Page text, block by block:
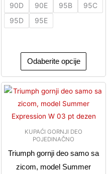
90D
90E 95B
95C
95D
95E
Odaberite opcije
KUPAĆI GORNJI DEO
POJEDINAČNO
Triumph gornji deo samo sa
zicom, model Summer
Ovaj
ima
Opcije